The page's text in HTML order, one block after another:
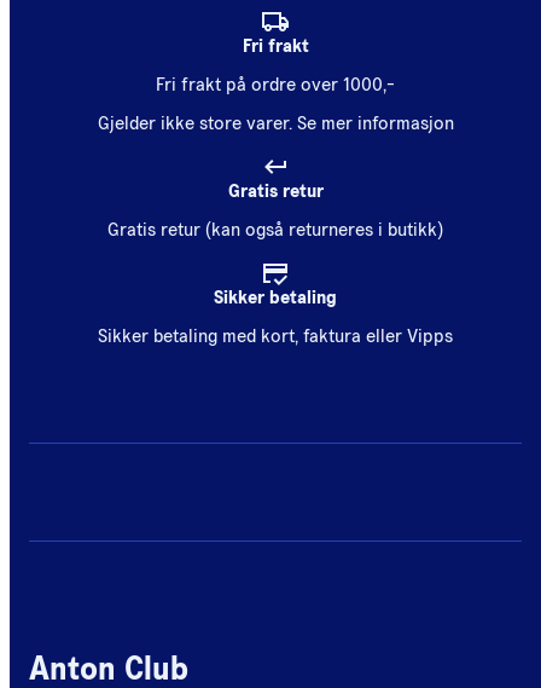
Fri frakt
Fri frakt på ordre over 1000,-
Gjelder ikke store varer. Se mer informasjon
Gratis retur
Gratis retur (kan også returneres i butikk)
Sikker betaling
Sikker betaling med kort, faktura eller Vipps
Anton Club